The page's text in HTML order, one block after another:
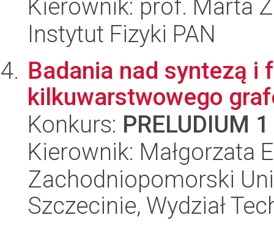
Kierownik: prof. Marta
Instytut Fizyki PAN
Badania nad syntezą i
kilkuwarstwowego
Konkurs: PRELUDIUM 1
Kierownik: Małgorzata
Zachodniopomorski
Szczecinie, Wydział